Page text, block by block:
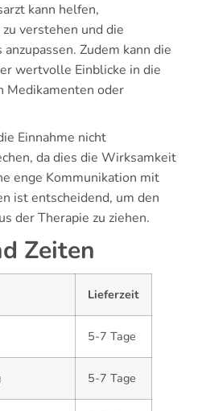
kann helfen,
verstehen und die
Zudem kann die
wertvolle Einblicke in die
Medikamenten oder
Einnahme nicht
da dies die Wirksamkeit
enge Kommunikation mit
ist entscheidend, um den
der Therapie zu ziehen.
Zeiten
Lieferzeit
5-7 Tage
5-7 Tage